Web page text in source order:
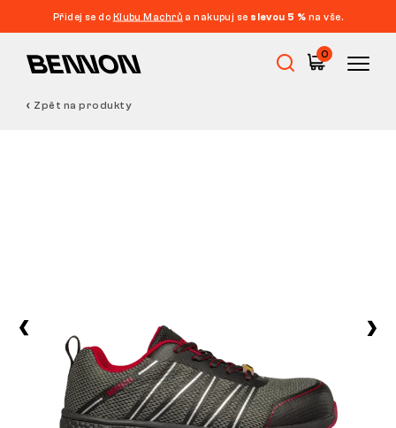
Přidej se do Klubu Machrů a nakupuj se slevou 5 % na vše.
0
Volnočasová obuv
Zpět na produkty